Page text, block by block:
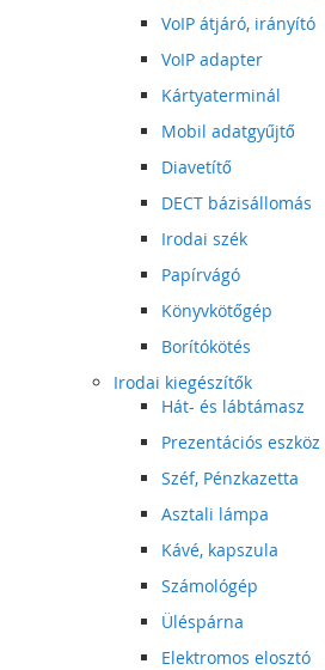
VoIP átjáró, irányító
VoIP adapter
Kártyaterminál
Mobil adatgyűjtő
Diavetítő
DECT bázisállomás
Irodai szék
Papírvágó
Könyvkötőgép
Borítókötés
Irodai kiegészítők
Hát- és lábtámasz
Prezentációs eszköz
Széf, Pénzkazetta
Asztali lámpa
Kávé, kapszula
Számológép
Üléspárna
Elektromos elosztó